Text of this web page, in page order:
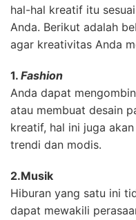
hal-hal kreatif itu
Anda. Berikut adalah
agar kreativitas Anda
1. Fashion
Anda dapat
atau membuat desain
kreatif, hal ini juga
trendi dan modis.
2.Musik
Hiburan yang satu ini
dapat mewakili